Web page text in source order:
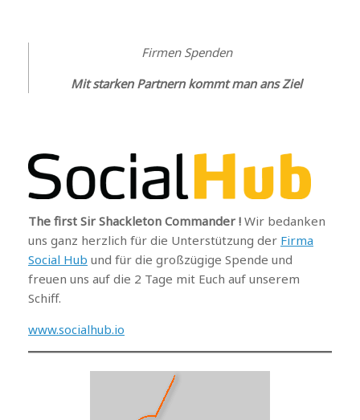
Firmen Spenden
Mit starken Partnern kommt man ans Ziel
The first Sir Shackleton Commander ! Wir bedanken
uns ganz herzlich für die Unterstützung der Firma
Social Hub und für die großzügige Spende und
freuen uns auf die 2 Tage mit Euch auf unserem
Schiff.
www.socialhub.io